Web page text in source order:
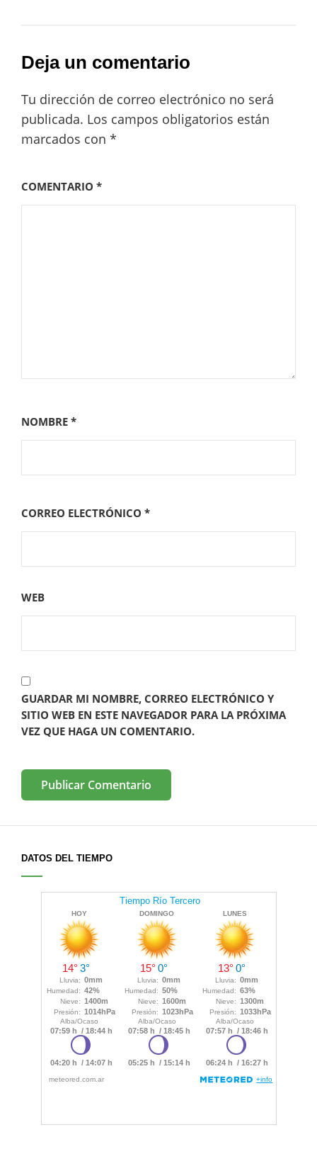
Deja un comentario
Tu dirección de correo electrónico no será
publicada. Los campos obligatorios están
marcados con *
COMENTARIO *
NOMBRE *
CORREO ELECTRÓNICO *
WEB
GUARDAR MI NOMBRE, CORREO ELECTRÓNICO Y
SITIO WEB EN ESTE NAVEGADOR PARA LA PRÓXIMA
VEZ QUE HAGA UN COMENTARIO.
DATOS DEL TIEMPO